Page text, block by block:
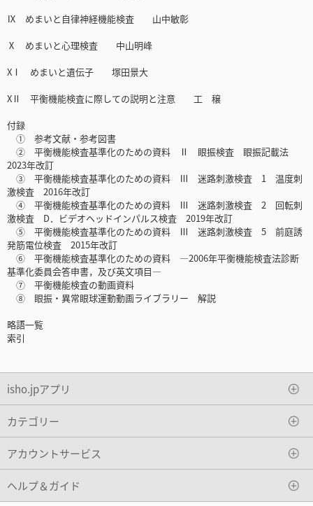
Ⅸ めまいと自律神経機能検査 山中敏彰
Ⅹ めまいと心理検査 中山明峰
XⅠ めまいと遺伝子 塚田景大
XⅡ 平衡機能検査に際しての説明と注意 工 穣
付録
① 参考文献・参考図書
② 平衡機能検査基準化のための資料 Ⅱ 眼振検査 眼振記載法
2023年改訂
③ 平衡機能検査基準化のための資料 Ⅲ 迷路刺激検査 1 温度刺
激検査 2016年改訂
④ 平衡機能検査基準化のための資料 Ⅲ 迷路刺激検査 2 回転刺
激検査 D．ビデオヘッドインパルス検査 2019年改訂
⑤ 平衡機能検査基準化のための資料 Ⅲ 迷路刺激検査 5 前庭誘
発筋電位検査 2015年改訂
⑥ 平衡機能検査基準化のための資料 ―2006年平衡機能検査法診断
基準化委員会答申書，及び英文項目―
⑦ 平衡機能検査の動画資料
⑧ 眼振・異常眼球運動動画ライブラリー 解説
略語一覧
索引
isho.jpアプリ
カテゴリー
アカウントサービス
ヘルプ＆ガイド